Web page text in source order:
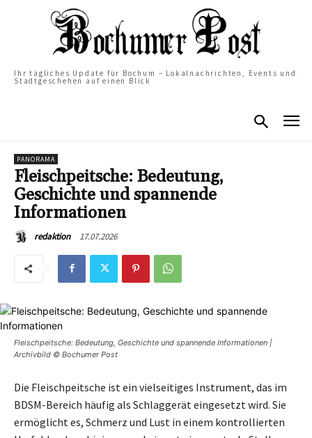
Ihr tägliches Update für Bochum – Lokalnachrichten, Events und
Stadtgeschehen auf einen Blick
PANORAMA
Fleischpeitsche: Bedeutung,
Geschichte und spannende
Informationen
redaktion 17.07.2026
Fleischpeitsche: Bedeutung, Geschichte und spannende Informationen |
Archivbild © Bochumer Post
Die Fleischpeitsche ist ein vielseitiges Instrument, das im
BDSM-Bereich häufig als Schlaggerät eingesetzt wird. Sie
ermöglicht es, Schmerz und Lust in einem kontrollierten